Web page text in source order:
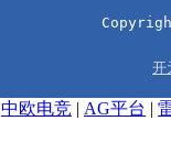
开
中欧电竞 | AG平台 |